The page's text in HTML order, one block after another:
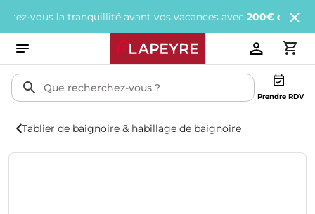
la tranquillité avant vos vacances avec200€ offertstous
Prendre RDV
Tablier de baignoire & habillage de baignoire